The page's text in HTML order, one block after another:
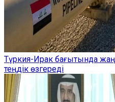
Түркия-Ирак бағытында
теңдік өзгереді